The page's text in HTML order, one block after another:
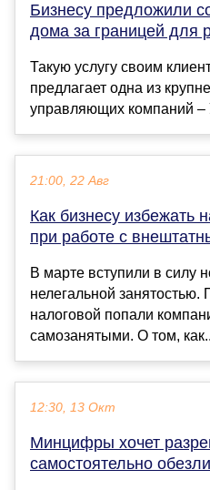
Бизнесу предложили
дома за границей для
Такую услугу своим
предлагает одна из
управляющих компаний –
21:00, 22 Авг
Как бизнесу избежать
при работе с
В марте вступили в силу
нелегальной
налоговой попали
самозанятыми. О том,
12:30, 13 Окт
Минцифры хочет
самостоятельно